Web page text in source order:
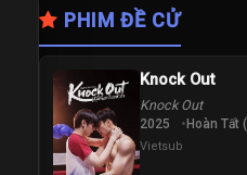
PHIM ĐỀ CỬ
Knock Out
Knock Out
2025 Hoàn Tất
Vietsub